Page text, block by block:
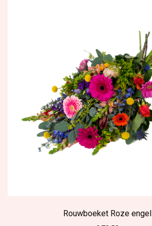
Rouwboeket Roze engel